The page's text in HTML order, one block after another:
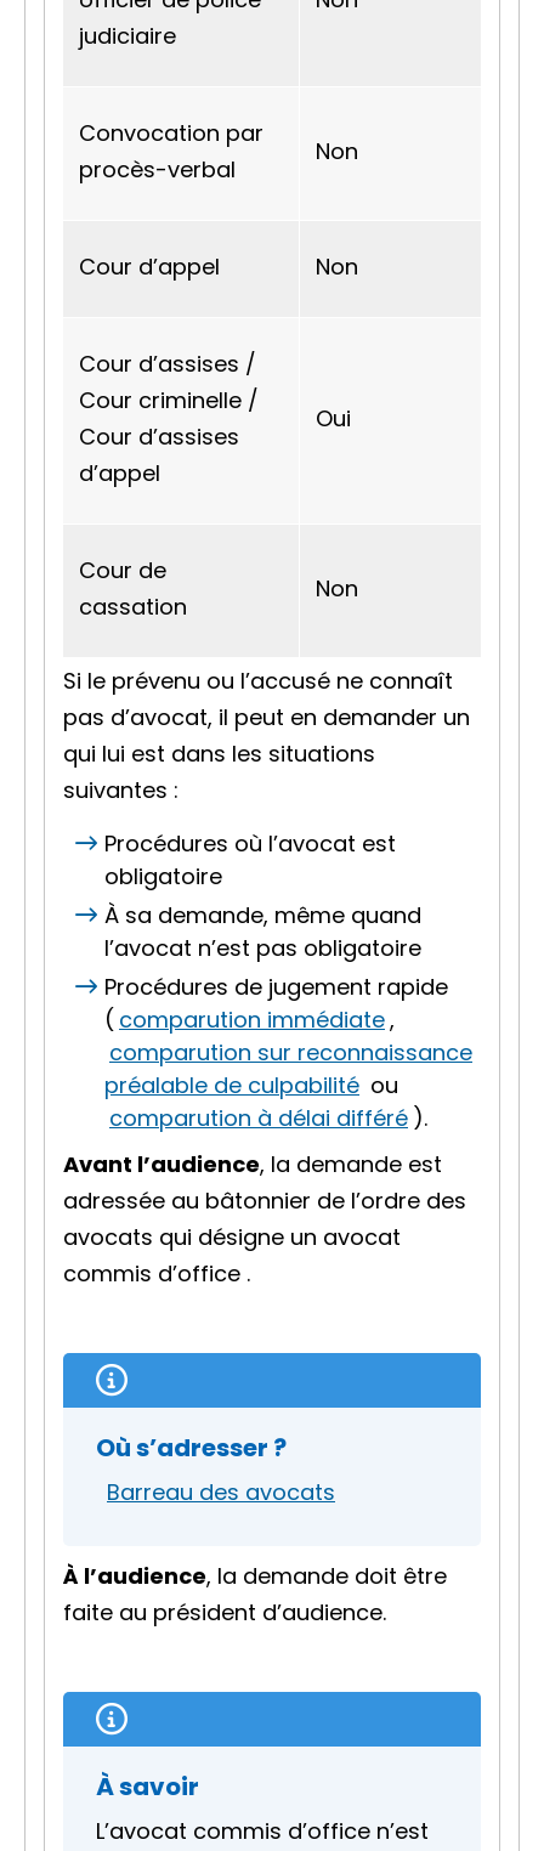
judiciaire
Convocation par
procès-verbal
Non
Cour d’appel Non
Cour d’assises /
Cour criminelle /
Cour d’assises
d’appel
Oui
Cour de
cassation
Non
Si le prévenu ou l’accusé ne connaît
pas d’avocat, il peut en demander un
qui lui est dans les situations
suivantes :
Procédures où l’avocat est
obligatoire
À sa demande, même quand
l’avocat n’est pas obligatoire
Procédures de jugement rapide
( comparution immédiate,
comparution sur reconnaissance
préalable de culpabilité ou
comparution à délai différé ).
Avant l’audience, la demande est
adressée au bâtonnier de l’ordre des
avocats qui désigne un avocat
commis d’office .
Où s’adresser ?
Barreau des avocats
À l’audience, la demande doit être
faite au président d’audience.
À savoir
L’avocat commis d’office n’est